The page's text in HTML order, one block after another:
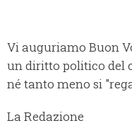
Vi auguriamo Buon
un diritto politico del
né tanto meno si
La Redazione